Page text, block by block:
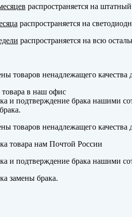
распространяется на
распространяется на
распространяется на всю
товаров ненадлежащего качества
в наш офис
и подтверждение брака нашими
товаров ненадлежащего качества
товара нам Почтой России
и подтверждение брака нашими
замены брака.